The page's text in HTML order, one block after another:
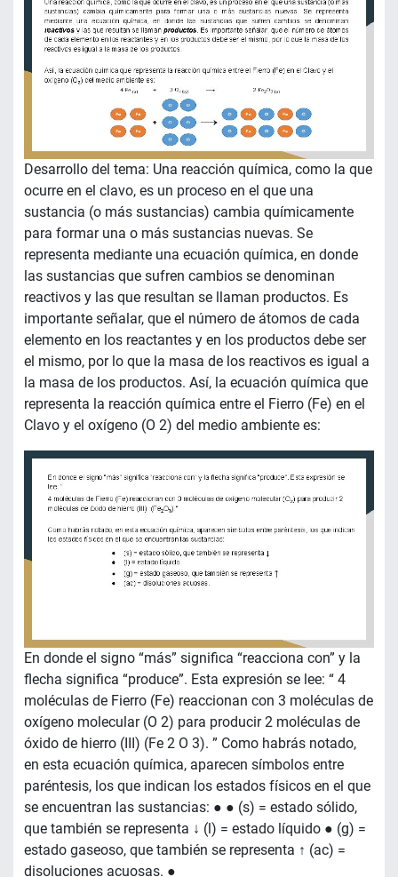
Desarrollo del tema: Una reacción química, como la que
ocurre en el clavo, es un proceso en el que una
sustancia (o más sustancias) cambia químicamente
para formar una o más sustancias nuevas. Se
representa mediante una ecuación química, en donde
las sustancias que sufren cambios se denominan
reactivos y las que resultan se llaman productos. Es
importante señalar, que el número de átomos de cada
elemento en los reactantes y en los productos debe ser
el mismo, por lo que la masa de los reactivos es igual a
la masa de los productos. Así, la ecuación química que
representa la reacción química entre el Fierro (Fe) en el
Clavo y el oxígeno (O 2) del medio ambiente es:
En donde el signo “más” significa “reacciona con” y la
flecha significa “produce”. Esta expresión se lee: “ 4
moléculas de Fierro (Fe) reaccionan con 3 moléculas de
oxígeno molecular (O 2) para producir 2 moléculas de
óxido de hierro (III) (Fe 2 O 3). ” Como habrás notado,
en esta ecuación química, aparecen símbolos entre
paréntesis, los que indican los estados físicos en el que
se encuentran las sustancias: ● ● (s) = estado sólido,
que también se representa ↓ (l) = estado líquido ● (g) =
estado gaseoso, que también se representa ↑ (ac) =
disoluciones acuosas. ●